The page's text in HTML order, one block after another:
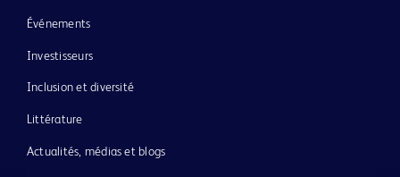
Événements
Investisseurs
Inclusion et diversité
Littérature
Actualités, médias et blogs